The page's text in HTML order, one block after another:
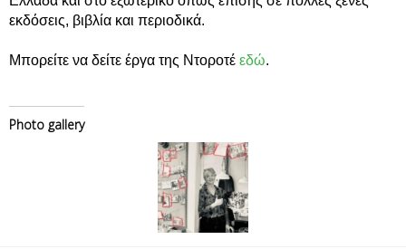
εκδόσεις, βιβλία και περιοδικά.
Μπορείτε να δείτε έργα της Ντοροτέ εδώ.
Photo gallery